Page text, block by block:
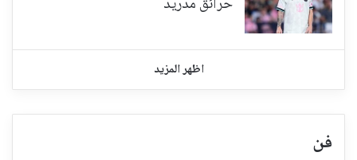
حرائق مدريد
اظهر المزيد
فن